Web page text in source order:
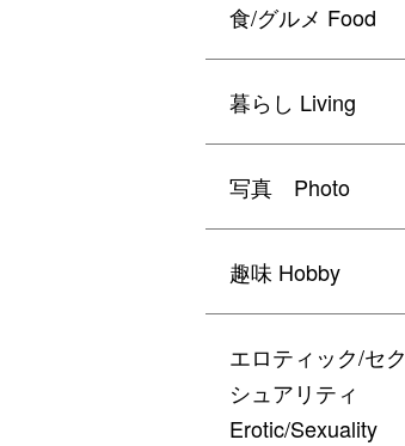
食/グルメ Food
暮らし Living
写真 Photo
趣味 Hobby
エロティック/セク
シュアリティ
Erotic/Sexuality